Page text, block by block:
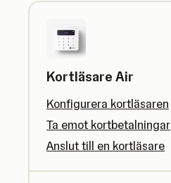
Kortläsare Air
Konfigurera kortläsaren
Ta emot kortbetalningar
Anslut till en kortläsare